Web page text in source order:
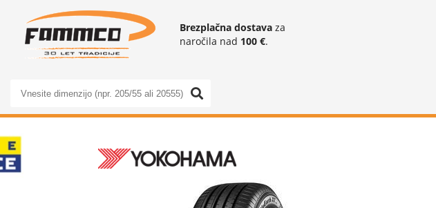
Brezplačna dostava za
naročila nad 100 €.